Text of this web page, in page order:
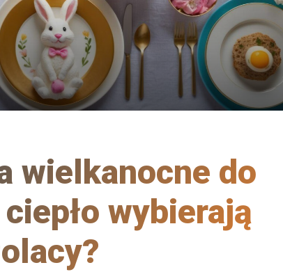
wielkanocne do
wybierają